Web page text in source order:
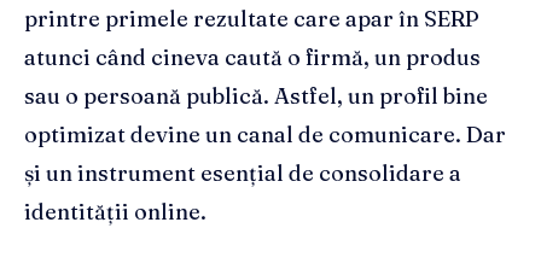
printre primele rezultate care apar în SERP
atunci când cineva caută o firmă, un produs
sau o persoană publică. Astfel, un profil bine
optimizat devine un canal de comunicare. Dar
și un instrument esențial de consolidare a
identității online.